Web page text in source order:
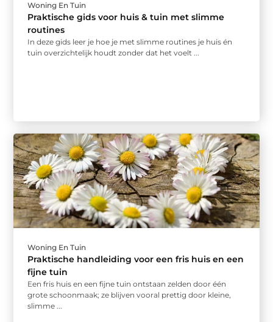
Woning En Tuin
Praktische gids voor huis & tuin met slimme
routines
In deze gids leer je hoe je met slimme routines je huis én
tuin overzichtelijk houdt zonder dat het voelt ...
Woning En Tuin
Praktische handleiding voor een fris huis en een
fijne tuin
Een fris huis en een fijne tuin ontstaan zelden door één
grote schoonmaak; ze blijven vooral prettig door kleine,
slimme ...